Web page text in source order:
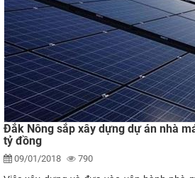
Đắk Nông sắp xây dựng dự án nhà
tỷ đồng
09/01/2018 790